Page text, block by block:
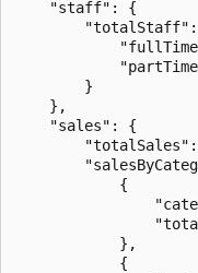
    "staff": {
        }
    },
    "sales": {
            {
            },
            {